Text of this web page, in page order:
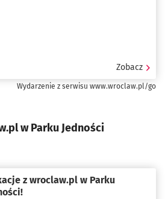
Zobacz
Wydarzenie z serwisu www.wroclaw.pl/go
w Parku Jedności
z wroclaw.pl w Parku